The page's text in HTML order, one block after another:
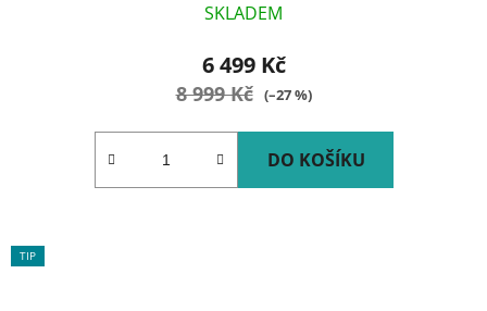
SKLADEM
6 499 Kč
8 999 Kč (–27 %)
DO KOŠÍKU
TIP